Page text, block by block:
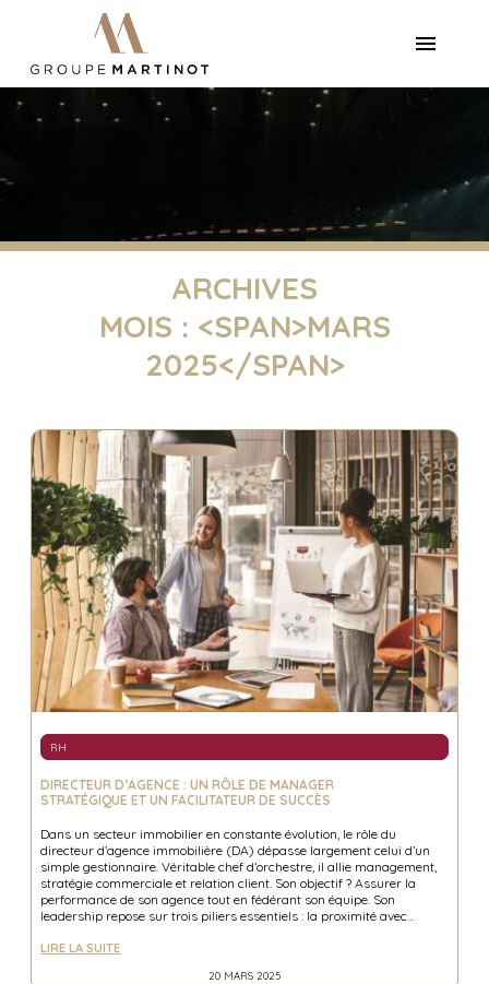
ARCHIVES
MOIS : <SPAN>MARS
2025</SPAN>
RH
DIRECTEUR D’AGENCE : UN RÔLE DE MANAGER
STRATÉGIQUE ET UN FACILITATEUR DE SUCCÈS
Dans un secteur immobilier en constante évolution, le rôle du
directeur d’agence immobilière (DA) dépasse largement celui d’un
simple gestionnaire. Véritable chef d’orchestre, il allie management,
stratégie commerciale et relation client. Son objectif ? Assurer la
performance de son agence tout en fédérant son équipe. Son
leadership repose sur trois piliers essentiels : la proximité avec…
LIRE LA SUITE
20 MARS 2025